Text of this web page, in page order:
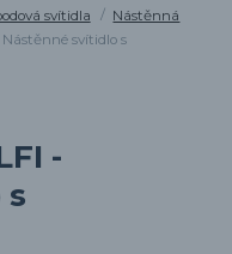
svítidla
Nástěnná
Nástěnné svítidlo s
-